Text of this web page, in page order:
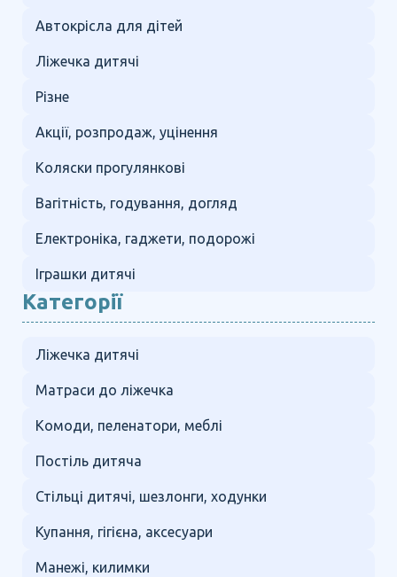
Автокрісла для дітей
Ліжечка дитячі
Різне
Акції, розпродаж, уцінення
Коляски прогулянкові
Вагітність, годування, догляд
Електроніка, гаджети, подорожі
Іграшки дитячі
Категорії
Ліжечка дитячі
Матраси до ліжечка
Комоди, пеленатори, меблі
Постіль дитяча
Стільці дитячі, шезлонги, ходунки
Купання, гігієна, аксесуари
Манежі, килимки